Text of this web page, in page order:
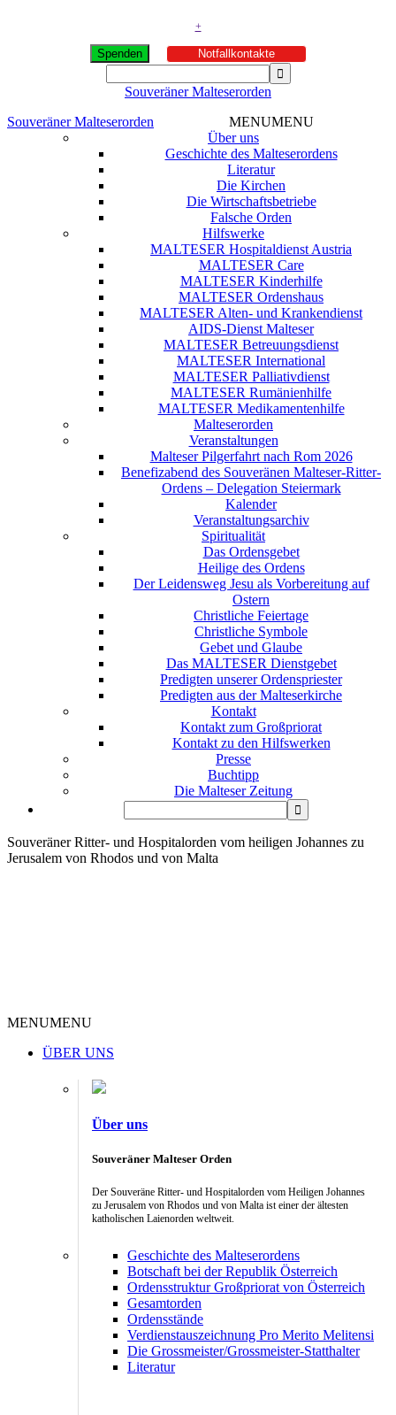
+
Spenden Notfallkontakte
Souveräner Malteserorden
Souveräner Malteserorden
MENUMENU
Über uns
Geschichte des Malteserordens
Literatur
Die Kirchen
Die Wirtschaftsbetriebe
Falsche Orden
Hilfswerke
MALTESER Hospitaldienst Austria
MALTESER Care
MALTESER Kinderhilfe
MALTESER Ordenshaus
MALTESER Alten- und Krankendienst
AIDS-Dienst Malteser
MALTESER Betreuungsdienst
MALTESER International
MALTESER Palliativdienst
MALTESER Rumänienhilfe
MALTESER Medikamentenhilfe
Malteserorden
Veranstaltungen
Malteser Pilgerfahrt nach Rom 2026
Benefizabend des Souveränen Malteser-Ritter-
Ordens – Delegation Steiermark
Kalender
Veranstaltungsarchiv
Spiritualität
Das Ordensgebet
Heilige des Ordens
Der Leidensweg Jesu als Vorbereitung auf
Ostern
Christliche Feiertage
Christliche Symbole
Gebet und Glaube
Das MALTESER Dienstgebet
Predigten unserer Ordenspriester
Predigten aus der Malteserkirche
Kontakt
Kontakt zum Großpriorat
Kontakt zu den Hilfswerken
Presse
Buchtipp
Die Malteser Zeitung
Souveräner Ritter- und Hospitalorden vom heiligen Johannes zu
Jerusalem von Rhodos und von Malta
MENUMENU
ÜBER UNS
Über uns
Souveräner Malteser Orden
Der Souveräne Ritter- und Hospitalorden vom Heiligen Johannes
zu Jerusalem von Rhodos und von Malta ist einer der ältesten
katholischen Laienorden weltweit.
Geschichte des Malteserordens
Botschaft bei der Republik Österreich
Ordensstruktur Großpriorat von Österreich
Gesamtorden
Ordensstände
Verdienstauszeichnung Pro Merito Melitensi
Die Grossmeister/Grossmeister-Statthalter
Literatur